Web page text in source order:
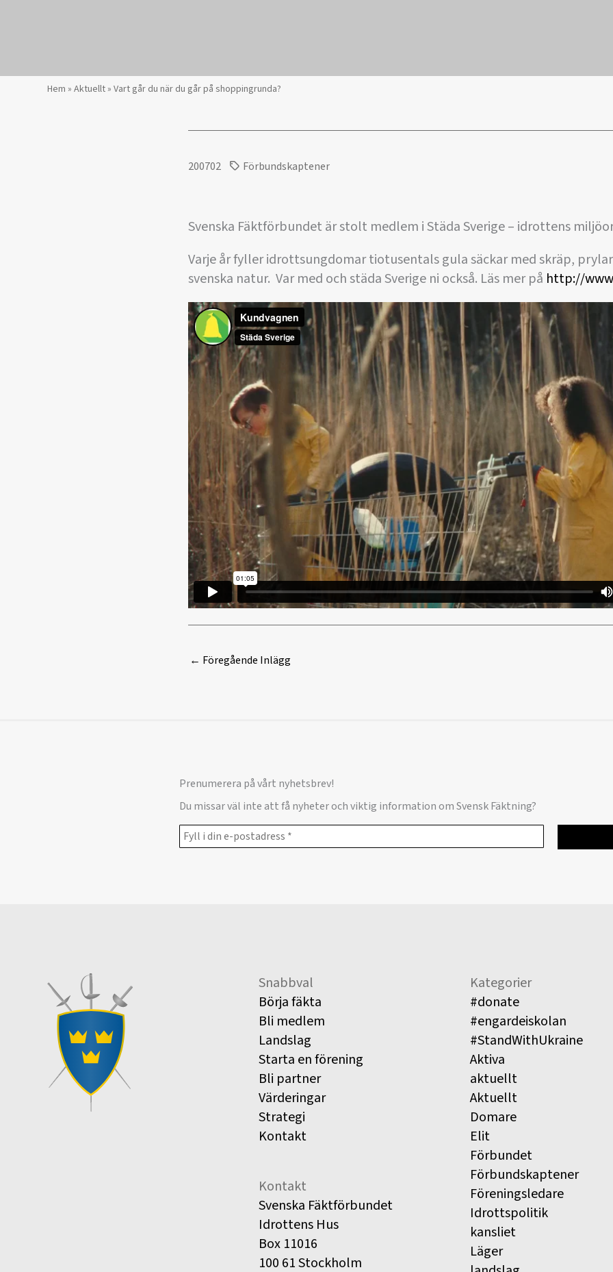
Hem » Aktuellt» Vart går du när du går på shoppingrunda?
200702 Förbundskaptener
Svenska Fäktförbundet är stolt medlem i Städa Sverige – idrottens
Varje år fyller idrottsungdomar tiotusentals gula säckar med skräp,
svenska natur. Var med och städa Sverige ni också. Läs mer på http://
← Föregående Inlägg
Prenumerera på vårt nyhetsbrev!
Du missar väl inte att få nyheter och viktig information om Svensk Fäktning?
Snabbval
Börja fäkta
Bli medlem
Landslag
Starta en förening
Bli partner
Värderingar
Strategi
Kontakt
Kontakt
Svenska Fäktförbundet
Idrottens Hus
Box 11016
100 61 Stockholm
Kategorier
#donate
#engardeiskolan
#StandWithUkraine
Aktiva
aktuellt
Aktuellt
Domare
Elit
Förbundet
Förbundskaptener
Föreningsledare
Idrottspolitik
kansliet
Läger